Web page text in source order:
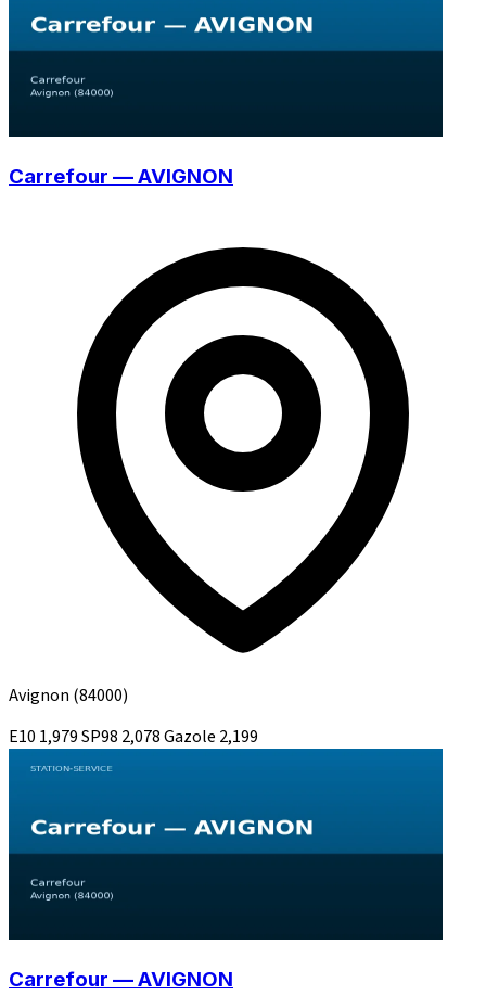
Carrefour — AVIGNON
Avignon (84000)
E10 1,979SP98 2,078Gazole 2,199
Carrefour — AVIGNON